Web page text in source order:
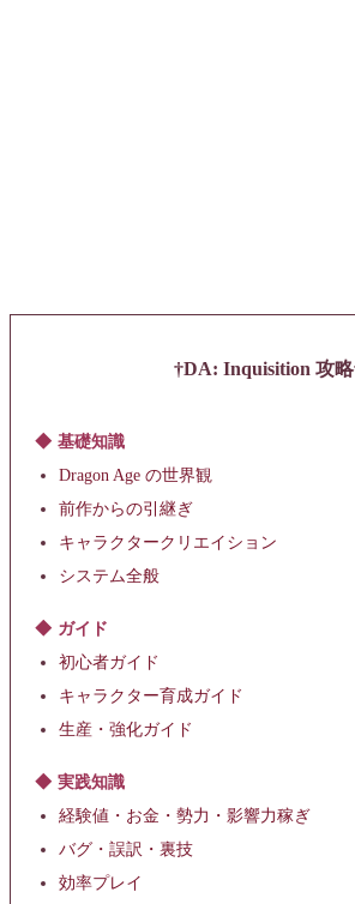
DA: Inquisition 攻略
基礎知識
Dragon Age の世界観
前作からの引継ぎ
キャラクタークリエイション
システム全般
ガイド
初心者ガイド
キャラクター育成ガイド
生産・強化ガイド
実践知識
経験値・お金・勢力・影響力稼ぎ
バグ・誤訳・裏技
効率プレイ